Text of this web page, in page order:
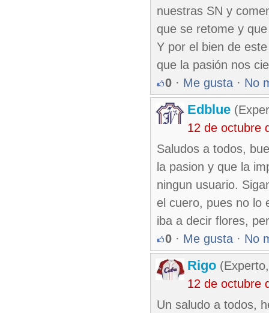
nuestras SN y
que se retome y
Y por el bien de
que la pasión nos
0 · Me gusta · No
Edblue
12 de octubre
Saludos a todos,
la pasion y que la
ningun usuario.
el cuero, pues no lo
iba a decir flores,
0 · Me gusta · No
Rigo
12 de octubre
Un saludo a todos,